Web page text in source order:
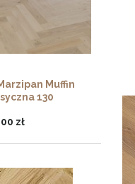
Muffin
130
zł